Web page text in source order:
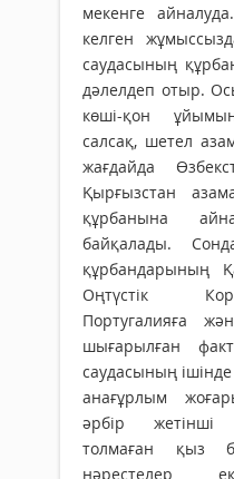
мекенге
келген
саудасының
дәлелдеп отыр.
көші-қон
салсақ, шетел
жағдайда
Қырғызстан
құрбанына
байқалады.
құрбандарының
Оңтүстік
Португалияға
шығарылған
саудасының ішінде
анағұрлым
әрбір жетінші
толмаған қыз
нәрестелер